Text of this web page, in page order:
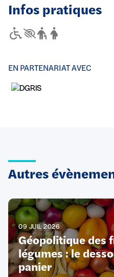
Infos pratiques
Accessibilité
Personnes à mobilité réduite
Aveugles ou malvoyants
Personnes âgées
EN PARTENARIAT AVEC
Autres
09 JUIL 2026
Géopolitique des
légumes : le
panier